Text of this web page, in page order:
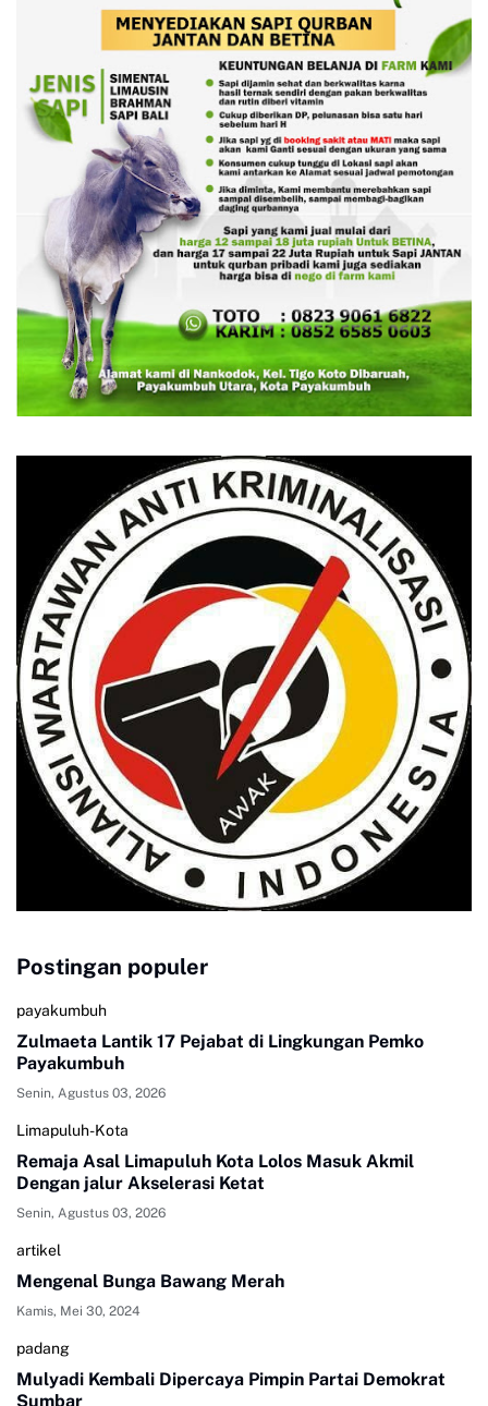
Postingan populer
payakumbuh
Zulmaeta Lantik 17 Pejabat di Lingkungan Pemko
Payakumbuh
Senin, Agustus 03, 2026
Limapuluh-Kota
Remaja Asal Limapuluh Kota Lolos Masuk Akmil
Dengan jalur Akselerasi Ketat
Senin, Agustus 03, 2026
artikel
Mengenal Bunga Bawang Merah
Kamis, Mei 30, 2024
padang
Mulyadi Kembali Dipercaya Pimpin Partai Demokrat
Sumbar